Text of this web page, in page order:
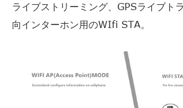
ライブストリーミング、GPSライブト
向インターホン用のWIfi STA。